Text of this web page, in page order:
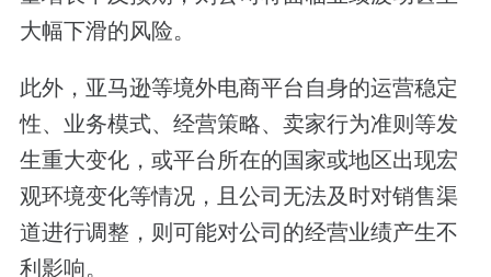
大幅下滑的风险。
此外，亚马逊等境外电商平台自身的运营稳定
性、业务模式、经营策略、卖家行为准则等发
生重大变化，或平台所在的国家或地区出现宏
观环境变化等情况，且公司无法及时对销售渠
道进行调整，则可能对公司的经营业绩产生不
利影响。